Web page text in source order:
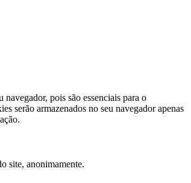
pois são essenciais para o
serão armazenados no seu navegador apenas
site, anonimamente.